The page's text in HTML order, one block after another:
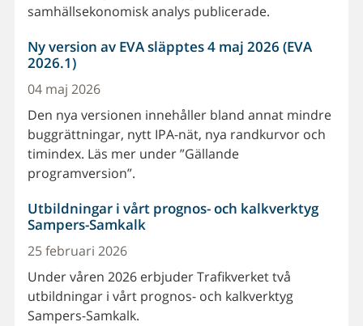
samhällsekonomisk analys publicerade.
Ny version av EVA släpptes 4 maj 2026 (EVA
2026.1)
04 maj 2026
Den nya versionen innehåller bland annat mindre
buggrättningar, nytt IPA-nät, nya randkurvor och
timindex. Läs mer under ”Gällande
programversion”.
Utbildningar i vårt prognos- och kalkverktyg
Sampers-Samkalk
25 februari 2026
Under våren 2026 erbjuder Trafikverket två
utbildningar i vårt prognos- och kalkverktyg
Sampers-Samkalk.